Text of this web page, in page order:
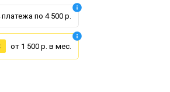
платежа по 4 500 р.
от 1 500 р. в мес.